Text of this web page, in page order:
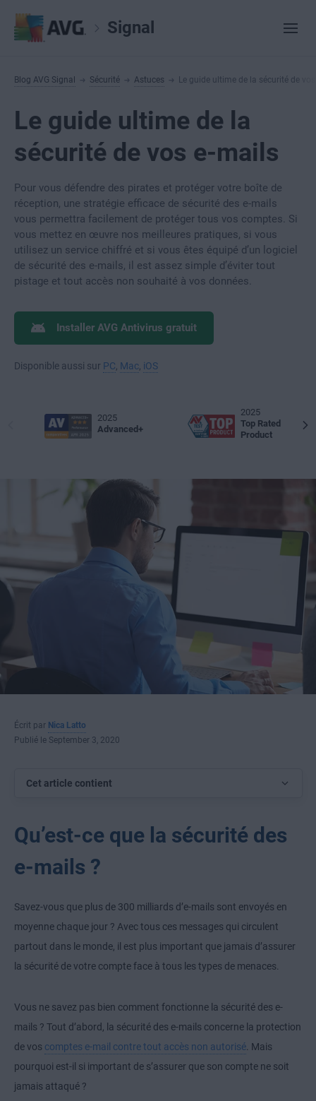
Signal
Blog AVG Signal Sécurité Astuces Le guide ultime de la sécurité de
Le guide ultime de la
sécurité de vos e-mails
Pour vous défendre des pirates et protéger votre boîte de
réception, une stratégie efficace de sécurité des e-mails
vous permettra facilement de protéger tous vos comptes. Si
vous mettez en œuvre nos meilleures pratiques, si vous
utilisez un service chiffré et si vous êtes équipé d’un logiciel
de sécurité des e-mails, il est assez simple d’éviter tout
pistage et tout accès non souhaité à vos données.
Installer AVG Antivirus gratuit
Disponible aussi sur PC Mac iOS
2025
Advanced+
2025
Top Rated
Product
Écrit par Nica Latto
Publié le September 3, 2020
Cet article contient
Qu’est-ce que la sécurité des
e-mails ?
Savez-vous que plus de 300 milliards d’e-mails sont envoyés en
moyenne chaque jour ? Avec tous ces messages qui circulent
partout dans le monde, il est plus important que jamais d’assurer
la sécurité de votre compte face à tous les types de menaces.
Vous ne savez pas bien comment fonctionne la sécurité des e-
mails ? Tout d’abord, la sécurité des e-mails concerne la protection
de vos comptes e-mail contre tout accès non autorisé. Mais
pourquoi est-il si important de s’assurer que son compte ne soit
jamais attaqué ?